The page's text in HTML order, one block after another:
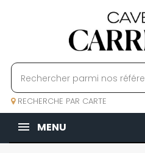
RECHERCHE PAR CARTE
MENU